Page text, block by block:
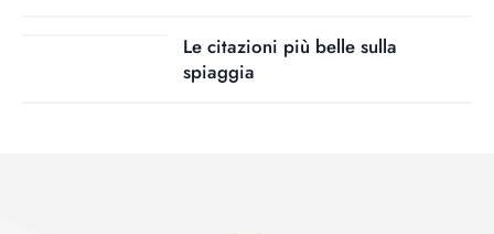
Le citazioni più belle sulla
spiaggia